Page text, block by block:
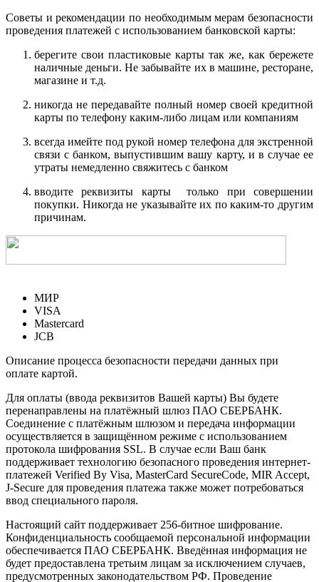
Советы и рекомендации по необходимым мерам безопасности
проведения платежей с использованием банковской карты:
берегите свои пластиковые карты так же, как бережете
наличные деньги. Не забывайте их в машине, ресторане,
магазине и т.д.
никогда не передавайте полный номер своей кредитной
карты по телефону каким-либо лицам или компаниям
всегда имейте под рукой номер телефона для экстренной
связи с банком, выпустившим вашу карту, и в случае ее
утраты немедленно свяжитесь с банком
вводите реквизиты карты только при совершении
покупки. Никогда не указывайте их по каким-то другим
причинам.
МИР
VISA
Mastercard
JCB
Описание процесса безопасности передачи данных при
оплате картой.
Для оплаты (ввода реквизитов Вашей карты) Вы будете
перенаправлены на платёжный шлюз ПАО СБЕРБАНК.
Соединение с платёжным шлюзом и передача информации
осуществляется в защищённом режиме с использованием
протокола шифрования SSL. В случае если Ваш банк
поддерживает технологию безопасного проведения интернет-
платежей Verified By Visa, MasterCard SecureCode, MIR Accept,
J-Secure для проведения платежа также может потребоваться
ввод специального пароля.
Настоящий сайт поддерживает 256-битное шифрование.
Конфиденциальность сообщаемой персональной информации
обеспечивается ПАО СБЕРБАНК. Введённая информация не
будет предоставлена третьим лицам за исключением случаев,
предусмотренных законодательством РФ. Проведение